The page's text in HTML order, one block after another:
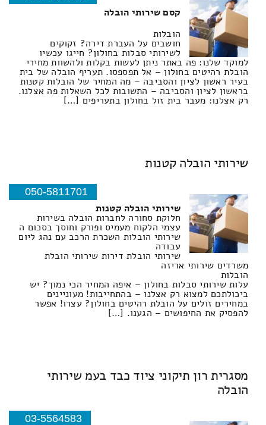
קסם שירותי הובלה
הובלות
חושבים על העברת דירה? זקוקים
לשירותי סבלות בחולון? חייגו עכשיו
למוקד שלנו: פה באתר ניתן לעשות בקלות ולהשוות מחירי
הובלת רהיטים בחולון – אל תפספסו. תעריף הובלה של בית
בעיר ראשון לציון והסביבה – מה המחיר של הובלות קטנות
בראשון לציון והסביבה – התשובות לכל השאלות פה אצלנו.
רק אצלנו: מעבר בית זול בחולון בתעריפים […]
שירותי הובלה קטנות
050-5811701
שירותי הובלה קטנות
חלוקת סחורה לחברות הובלה בשירות
עצמי הלקוח מעמיס ופורק וחוסך בסכום ה
שירותי הובלות השכרת הרכב עם נהג ליום
עבודה
שירותי הובלת דירות שירותי הובלת
משרדים שירותי אריזה
הובלות
עלות שירותי סבלות בחולון – איפה המחיר הכי נמוך? יש
ביכולתכם למצוא רק אצלנו – בהתחייבות! מעוניינים
במחירים זולים על הובלת רהיטים בחולון? עצרו! אפשר
להפסיק את החיפושים – הגענו. […]
מסגרית רון תיקוני ציוד כבד בעמ שירותי
הובלה
03-5564583